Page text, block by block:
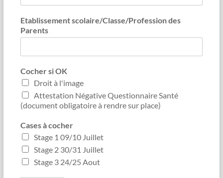
Etablissement scolaire/Classe/Profession des
Parents
Cocher si OK
Droit à l'image
Attestation Négative Questionnaire Santé
(document obligatoire à rendre sur place)
Cases à cocher
Stage 1 09/10 Juillet
Stage 2 30/31 Juillet
Stage 3 24/25 Aout